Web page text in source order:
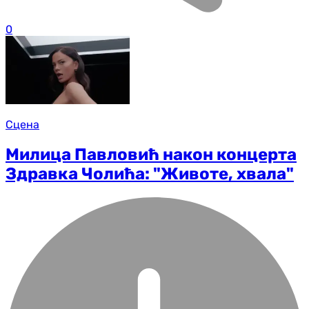
0
Сцена
Милица Павловић након концерта
Здравка Чолића: "Животе, хвала"